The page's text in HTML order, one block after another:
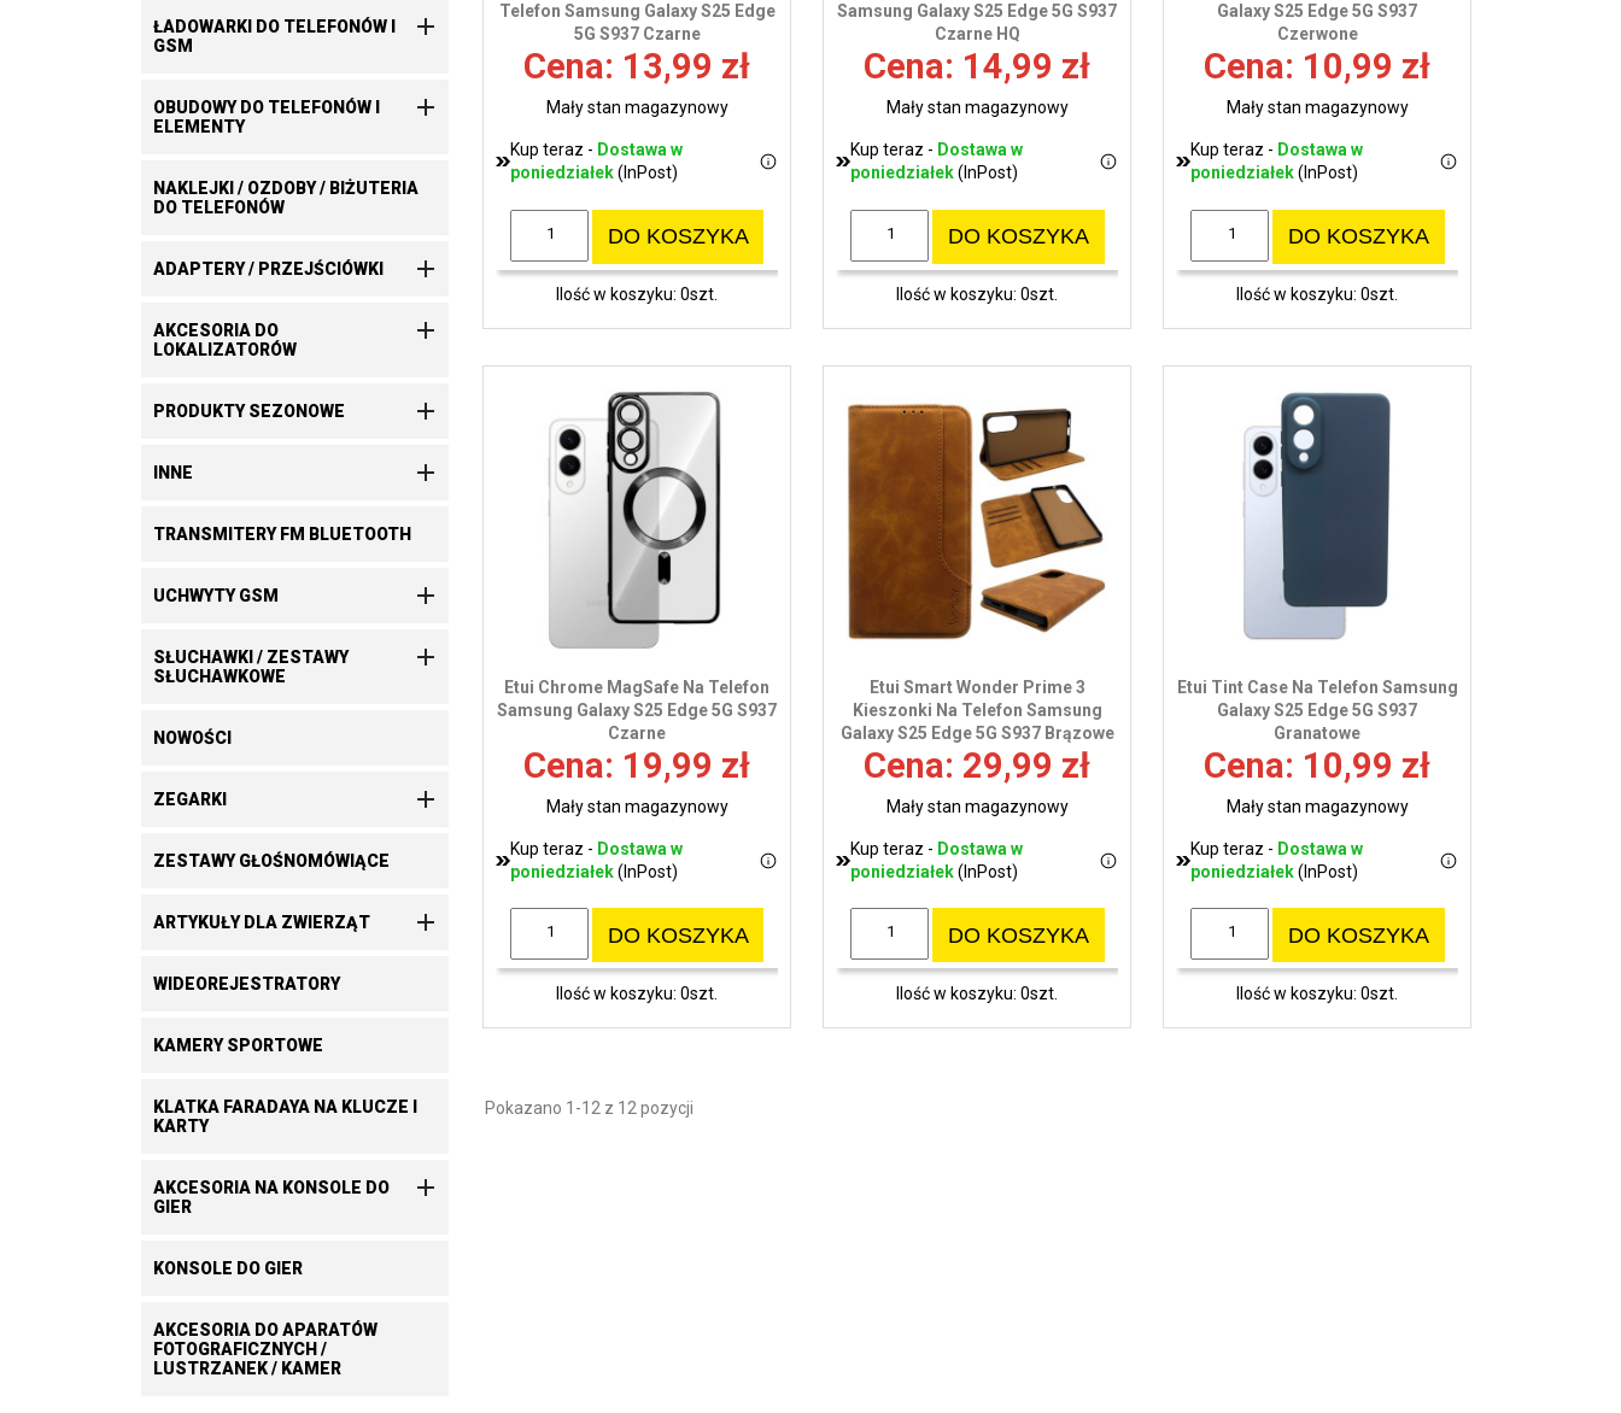
ŁADOWARKI DO TELEFONÓW I
GSM

OBUDOWY DO TELEFONÓW I
ELEMENTY

NAKLEJKI / OZDOBY / BIŻUTERIA
DO TELEFONÓW
ADAPTERY / PRZEJŚCIÓWKI 
AKCESORIA DO
LOKALIZATORÓW

PRODUKTY SEZONOWE 
INNE 
TRANSMITERY FM BLUETOOTH
UCHWYTY GSM 
SŁUCHAWKI / ZESTAWY
SŁUCHAWKOWE

NOWOŚCI
ZEGARKI 
ZESTAWY GŁOŚNOMÓWIĄCE
ARTYKUŁY DLA ZWIERZĄT 
WIDEOREJESTRATORY
KAMERY SPORTOWE
KLATKA FARADAYA NA KLUCZE I
KARTY
AKCESORIA NA KONSOLE DO
GIER

KONSOLE DO GIER
AKCESORIA DO APARATÓW
FOTOGRAFICZNYCH /
LUSTRZANEK / KAMER
Telefon Samsung Galaxy S25 Edge
5G S937 Czarne
Cena: 13,99 zł
Mały stan magazynowy
Kup teraz - Dostawa w
poniedziałek(InPost)
DO KOSZYKA
Ilość w koszyku: 0szt.
Samsung Galaxy S25 Edge 5G S937
Czarne HQ
Cena: 14,99 zł
Mały stan magazynowy
Kup teraz - Dostawa w
poniedziałek(InPost)
DO KOSZYKA
Ilość w koszyku: 0szt.
Galaxy S25 Edge 5G S937
Czerwone
Cena: 10,99 zł
Mały stan magazynowy
Kup teraz - Dostawa w
poniedziałek(InPost)
DO KOSZYKA
Ilość w koszyku: 0szt.
Etui Chrome MagSafe Na Telefon
Samsung Galaxy S25 Edge 5G S937
Czarne
Cena: 19,99 zł
Mały stan magazynowy
Kup teraz - Dostawa w
poniedziałek(InPost)
DO KOSZYKA
Ilość w koszyku: 0szt.
Etui Smart Wonder Prime 3
Kieszonki Na Telefon Samsung
Galaxy S25 Edge 5G S937 Brązowe
Cena: 29,99 zł
Mały stan magazynowy
Kup teraz - Dostawa w
poniedziałek(InPost)
DO KOSZYKA
Ilość w koszyku: 0szt.
Etui Tint Case Na Telefon Samsung
Galaxy S25 Edge 5G S937
Granatowe
Cena: 10,99 zł
Mały stan magazynowy
Kup teraz - Dostawa w
poniedziałek(InPost)
DO KOSZYKA
Ilość w koszyku: 0szt.
Pokazano 1-12 z 12 pozycji